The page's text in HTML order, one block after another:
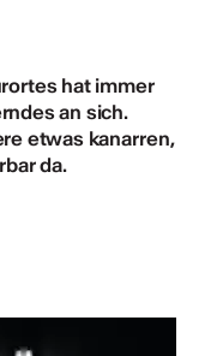
hat immer
an sich.
etwas kanarren,
da.